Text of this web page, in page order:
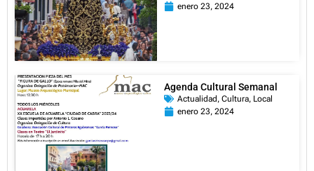
enero 23, 2024
Agenda Cultural Semanal
Actualidad , Cultura, Local
enero 23, 2024